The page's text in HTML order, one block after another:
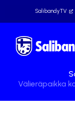
SalibandyTV
Välieräpaikka